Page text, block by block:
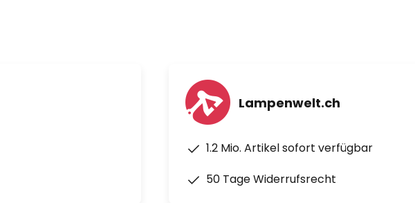
Lampenwelt.ch
1.2 Mio. Artikel sofort verfügbar
50 Tage Widerrufsrecht